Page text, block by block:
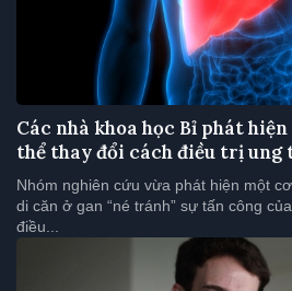
Các nhà khoa học Bỉ phát
thể thay đổi cách điều trị ung
Nhóm nghiên cứu vừa phát hiện một
di căn ở gan “né tránh” sự tấn công
điều...